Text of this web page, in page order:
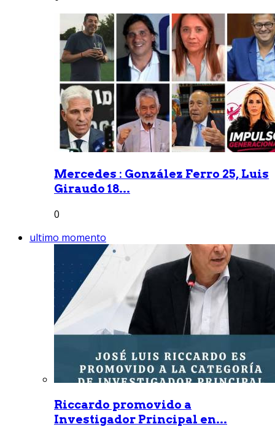
Mercedes : González Ferro 25, Luis
Giraudo 18...
0
ultimo momento
Riccardo promovido a
Investigador Principal en...